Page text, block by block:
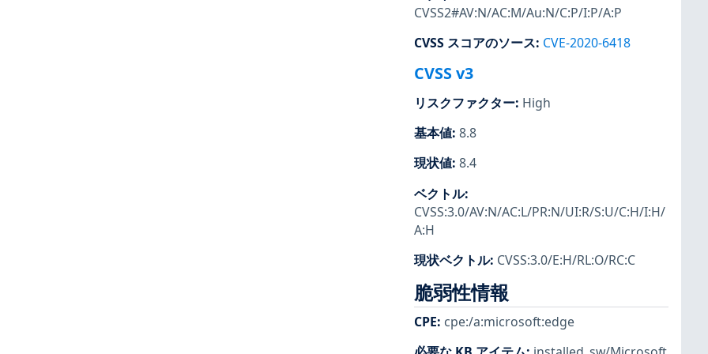
CVSS2#AV:N/AC:M/Au:N/C:P/I:P/A:P
CVSS スコアのソース: CVE-2020-6418
CVSS v3
リスクファクター: High
基本値: 8.8
現状値: 8.4
ベクトル:
CVSS:3.0/AV:N/AC:L/PR:N/UI:R/S:U/C:H/I:H/
A:H
現状ベクトル: CVSS:3.0/E:H/RL:O/RC:C
脆弱性情報
CPE: cpe:/a:microsoft:edge